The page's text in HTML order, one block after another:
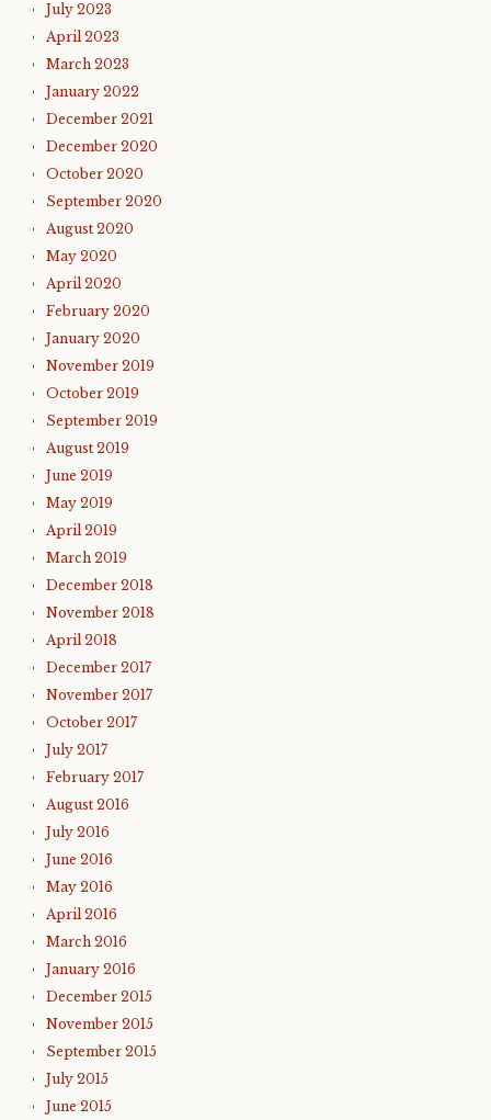
July 2023
April 2023
March 2023
January 2022
December 2021
December 2020
October 2020
September 2020
August 2020
May 2020
April 2020
February 2020
January 2020
November 2019
October 2019
September 2019
August 2019
June 2019
May 2019
April 2019
March 2019
December 2018
November 2018
April 2018
December 2017
November 2017
October 2017
July 2017
February 2017
August 2016
July 2016
June 2016
May 2016
April 2016
March 2016
January 2016
December 2015
November 2015
September 2015
July 2015
June 2015